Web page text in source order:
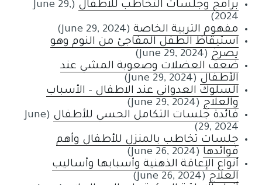
برامج وجلسات التخاطب للاطفال
(June 29,
2024)
مفهوم التربية الخاصة (June 29, 2024)
استيقاظ الطفل المفاجئ من النوم وهو
يصرخ (June 29, 2024)
ضعف العضلات وصعوبة المشي عند
الأطفال (June 29, 2024)
السلوك العدواني عند الاطفال - الأسباب
والعلاج (June 29, 2024)
فائدة جلسات التكامل الحسي للأطفال
(June
29, 2024)
جلسات تخاطب بالمنزل للأطفال وأهم
فوائدها (June 26, 2024)
أنواع الإعاقة الذهنية وأسبابها وأساليب
العلاج (June 26, 2024)